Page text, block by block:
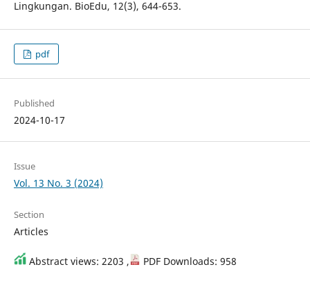
Lingkungan. BioEdu, 12(3), 644-653.
pdf
Published
2024-10-17
Issue
Vol. 13 No. 3 (2024)
Section
Articles
Abstract views: 2203 , PDF Downloads: 958